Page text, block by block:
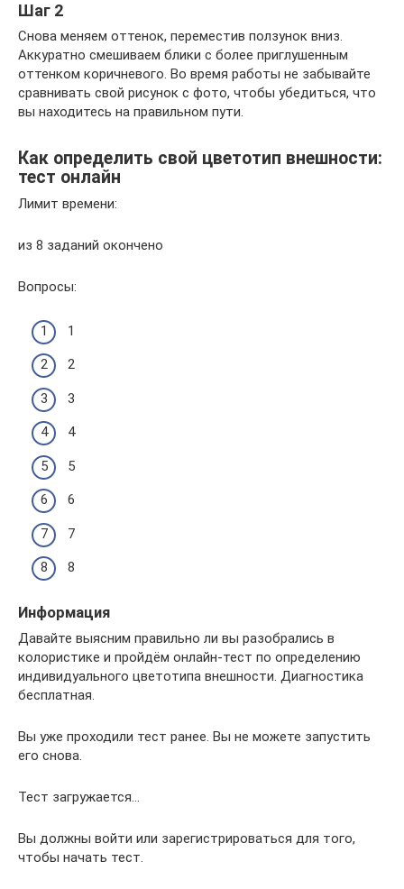
Шаг 2
Снова меняем оттенок, переместив ползунок вниз.
Аккуратно смешиваем блики с более приглушенным
оттенком коричневого. Во время работы не забывайте
сравнивать свой рисунок с фото, чтобы убедиться, что
вы находитесь на правильном пути.
Как определить свой цветотип внешности:
тест онлайн
Лимит времени:
из 8 заданий окончено
Вопросы:
1
2
3
4
5
6
7
8
Информация
Давайте выясним правильно ли вы разобрались в
колористике и пройдём онлайн-тест по определению
индивидуального цветотипа внешности. Диагностика
бесплатная.
Вы уже проходили тест ранее. Вы не можете запустить
его снова.
Тест загружается…
Вы должны войти или зарегистрироваться для того,
чтобы начать тест.